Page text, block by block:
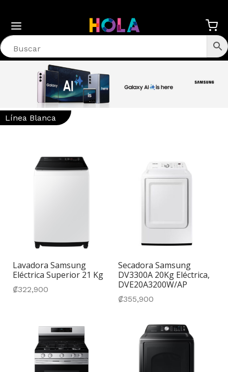
Línea Blanca
Lavadora Samsung
Eléctrica Superior 21 Kg
₡322,900
Secadora Samsung
DV3300A 20Kg Eléctrica,
DVE20A3200W/AP
₡355,900